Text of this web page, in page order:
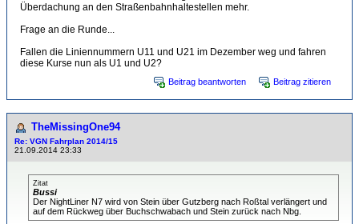
Überdachung an den Straßenbahnhaltestellen mehr.
Frage an die Runde...
Fallen die Liniennummern U11 und U21 im Dezember weg und fahren
diese Kurse nun als U1 und U2?
Beitrag beantworten Beitrag zitieren
TheMissingOne94
Re: VGN Fahrplan 2014/15
21.09.2014 23:33
Zitat
Bussi
Der NightLiner N7 wird von Stein über Gutzberg nach Roßtal verlängert und
auf dem Rückweg über Buchschwabach und Stein zurück nach Nbg.